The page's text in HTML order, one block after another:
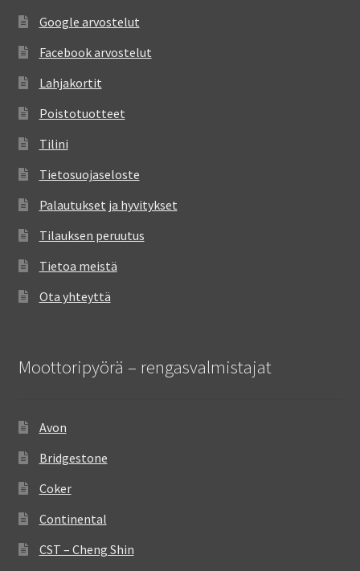
Google arvostelut
Facebook arvostelut
Lahjakortit
Poistotuotteet
Tilini
Tietosuojaseloste
Palautukset ja hyvitykset
Tilauksen peruutus
Tietoa meistä
Ota yhteyttä
Moottoripyörä – rengasvalmistajat
Avon
Bridgestone
Coker
Continental
CST – Cheng Shin